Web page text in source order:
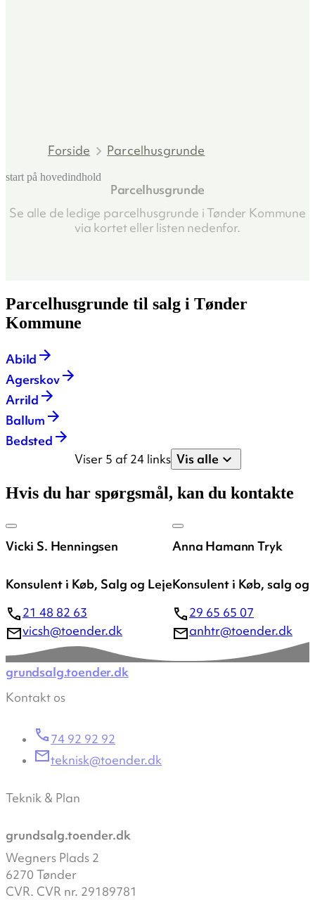
Forside Parcelhusgrunde
start på hovedindhold
Parcelhusgrunde
Se alle de ledige parcelhusgrunde i Tønder Kommune
via kortet eller listen nedenfor.
senest opdateret 2. marts 2026
Parcelhusgrunde til salg i Tønder
Kommune
Abild
Agerskov
Arrild
Ballum
Bedsted
Viser 5 af 24 links Vis alle
Hvis du har spørgsmål, kan du kontakte
Vicki S. Henningsen
Konsulent i Køb, Salg og Leje
21 48 82 63
vicsh@toender.dk
Anna Hamann Tryk
Konsulent i Køb, salg og
29 65 65 07
anhtr@toender.dk
grundsalg.toender.dk
Kontakt os
74 92 92 92
teknisk@toender.dk
Teknik & Plan
grundsalg.toender.dk
Wegners Plads 2
6270 Tønder
CVR. CVR nr. 29189781